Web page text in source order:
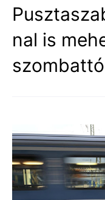
nal is